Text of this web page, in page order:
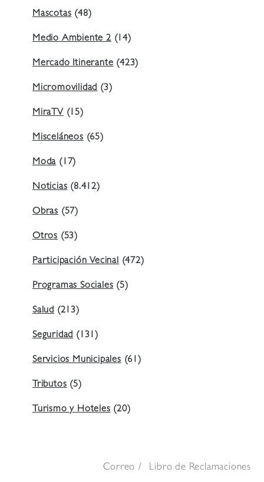
Mascotas (48)
Medio Ambiente 2(14)
Mercado Itinerante (423)
Micromovilidad (3)
MiraTV (15)
Misceláneos (65)
Moda (17)
Noticias (8.412)
Obras (57)
Otros (53)
Participación Vecinal (472)
Programas Sociales (5)
Salud (213)
Seguridad (131)
Servicios Municipales (61)
Tributos (5)
Turismo y Hoteles (20)
Correo Libro de Reclamaciones